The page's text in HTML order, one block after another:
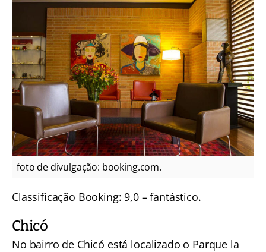
foto de divulgação: booking.com.
Classificação Booking: 9,0 – fantástico.
Chicó
No bairro de Chicó está localizado o Parque la